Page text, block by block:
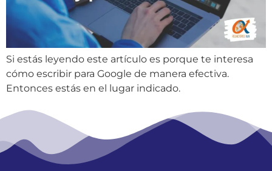
Si estás leyendo este artículo es porque te interesa
cómo escribir para Google de manera efectiva.
Entonces estás en el lugar indicado.